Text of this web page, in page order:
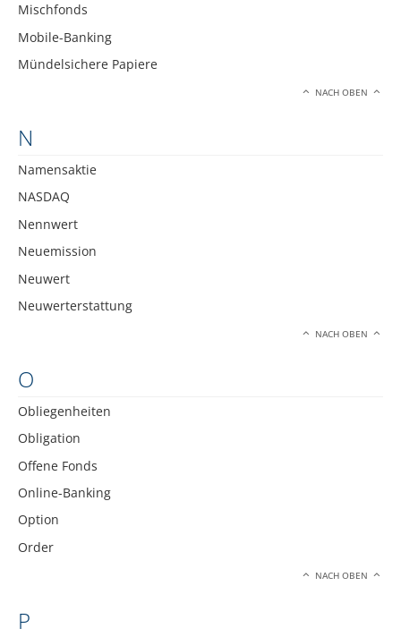
Mischfonds
Mobile-Banking
Mündelsichere Papiere
NACH OBEN
N
Namensaktie
NASDAQ
Nennwert
Neuemission
Neuwert
Neuwerterstattung
NACH OBEN
O
Obliegenheiten
Obligation
Offene Fonds
Online-Banking
Option
Order
NACH OBEN
P